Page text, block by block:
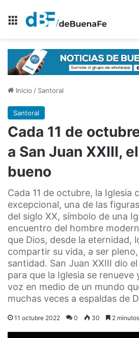
Menú
Inicio / Santoral
Santoral
Cada 11 de
a San Juan XXIII,
bueno
Cada 11 de octubre, la Iglesia
excepcional, una de las
del siglo XX, símbolo de una
encuentro del hombre
que Dios, desde la eternidad,
compartir su vida, a ser
santidad. San Juan XXIII dio
para que la Iglesia se renueve
voz en medio de un mundo
muchas veces a espaldas de
11 octubre 2022 0 30 2